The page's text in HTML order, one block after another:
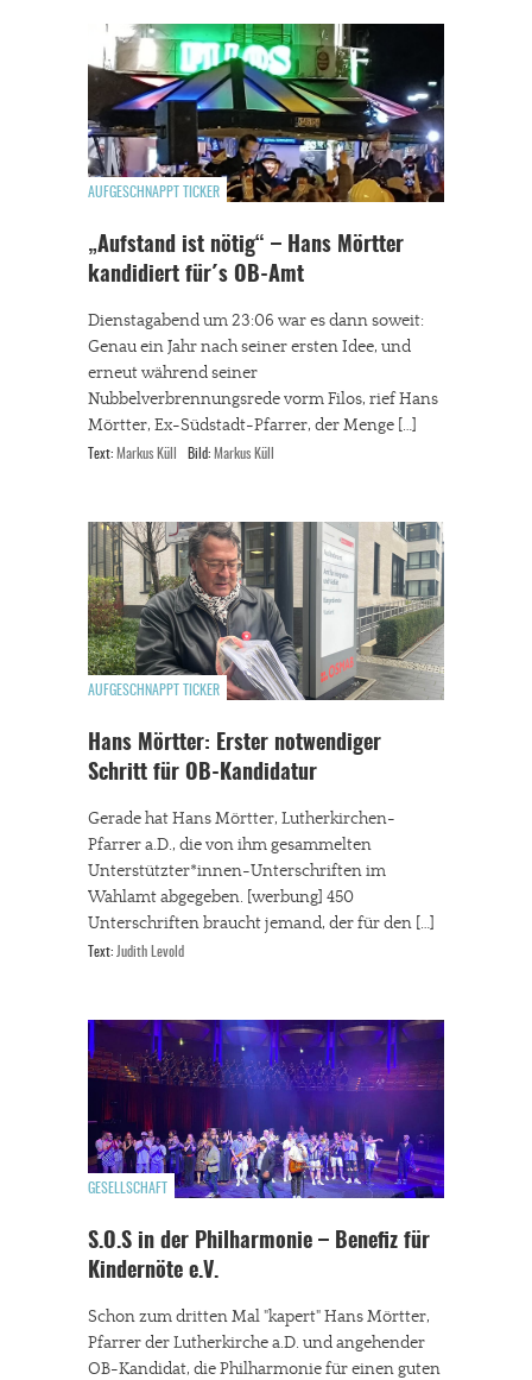
AUFGESCHNAPPT TICKER
„Aufstand ist nötig“ – Hans Mörtter
kandidiert für´s OB-Amt
Dienstagabend um 23:06 war es dann soweit:
Genau ein Jahr nach seiner ersten Idee, und
erneut während seiner
Nubbelverbrennungsrede vorm Filos, rief Hans
Mörtter, Ex-Südstadt-Pfarrer, der Menge […]
Text: Markus Küll Bild: Markus Küll
AUFGESCHNAPPT TICKER
Hans Mörtter: Erster notwendiger
Schritt für OB-Kandidatur
Gerade hat Hans Mörtter, Lutherkirchen-
Pfarrer a.D., die von ihm gesammelten
Unterstützter*innen-Unterschriften im
Wahlamt abgegeben. [werbung] 450
Unterschriften braucht jemand, der für den […]
Text: Judith Levold
GESELLSCHAFT
S.O.S in der Philharmonie – Benefiz für
Kindernöte e.V.
Schon zum dritten Mal "kapert" Hans Mörtter,
Pfarrer der Lutherkirche a.D. und angehender
OB-Kandidat, die Philharmonie für einen guten